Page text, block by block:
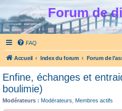
Forum de
FAQ
Accueil Index du forum
Enfine, échanges et
boulimie)
Modérateurs : Modérateurs Membres actifs